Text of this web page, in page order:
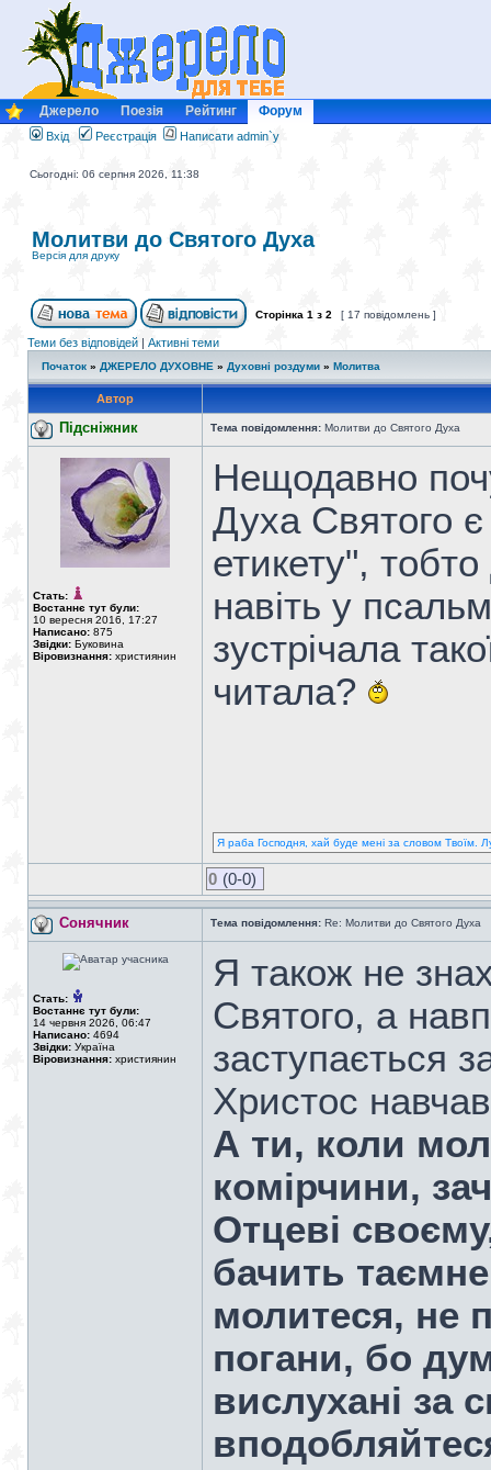
Джерело Поезія Рейтинг Форум
Вхід Реєстрація Написати admin`у
Сьогодні: 06 серпня 2026, 11:38
Молитви до Святого Духа
Версія для друку
Сторінка 1 з 2 [ 17 повідомлень ]
Теми без відповідей | Активні теми
Початок » ДЖЕРЕЛО ДУХОВНЕ » Духовні роздуми » Молитва
Автор
Підсніжник Тема повідомлення: Молитви до Святого Духа
Стать:
Востаннє тут були:
10 вересня 2016, 17:27
Написано: 875
Звідки: Буковина
Віровизнання: християнин
Нещодавно
Духа Святого
етикету",
навіть у
зустрічала
читала?
Я раба Господня, хай буде мені за словом Твоїм.
0 (0-0)
Сонячник Тема повідомлення: Re: Молитви до Святого Духа
Стать:
Востаннє тут були:
14 червня 2026, 06:47
Написано: 4694
Звідки: Україна
Віровизнання: християнин
Я також не
Святого, а
заступається
Христос
А ти, коли
комірчини,
Отцеві
бачить
молитеся, не
погани, бо
вислухані за